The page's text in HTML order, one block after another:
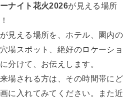
ナイト花火2026が見える場所
見える場所を、ホテル、園内の
場スポット、絶好のロケーショ
分けて、お伝えします。
場される方は、その時間帯にど
に入れてみてください。また近